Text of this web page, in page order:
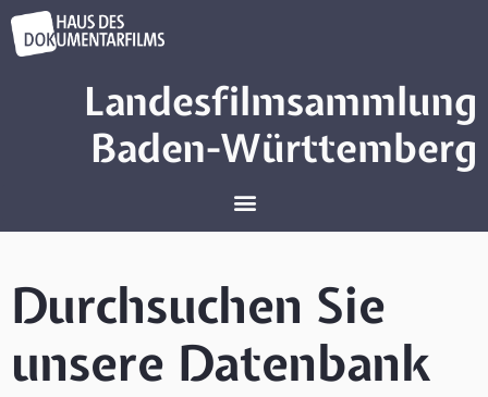
Landesfilmsammlung
Baden-Württemberg
Durchsuchen Sie
unsere Datenbank